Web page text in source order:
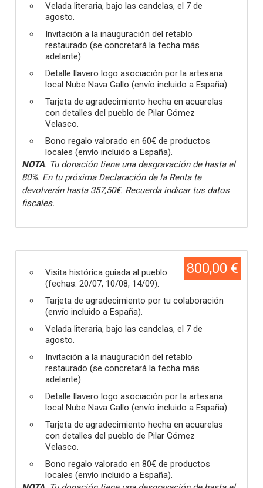
Velada literaria, bajo las candelas, el 7 de
agosto.
Invitación a la inauguración del retablo
restaurado (se concretará la fecha más
adelante).
Detalle llavero logo asociación por la artesana
local Nube Nava Gallo (envío incluido a España).
Tarjeta de agradecimiento hecha en acuarelas
con detalles del pueblo de Pilar Gómez
Velasco.
Bono regalo valorado en 60€ de productos
locales (envío incluido a España).
NOTA. Tu donación tiene una desgravación de hasta el
80%. En tu próxima Declaración de la Renta te
devolverán hasta 357,50€. Recuerda indicar tus datos
fiscales.
800,00 €
Visita histórica guiada al pueblo
(fechas: 20/07, 10/08, 14/09).
Tarjeta de agradecimiento por tu colaboración
(envío incluido a España).
Velada literaria, bajo las candelas, el 7 de
agosto.
Invitación a la inauguración del retablo
restaurado (se concretará la fecha más
adelante).
Detalle llavero logo asociación por la artesana
local Nube Nava Gallo (envío incluido a España).
Tarjeta de agradecimiento hecha en acuarelas
con detalles del pueblo de Pilar Gómez
Velasco.
Bono regalo valorado en 80€ de productos
locales (envío incluido a España).